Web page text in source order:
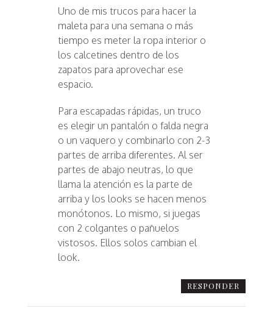
Uno de mis trucos para hacer la
maleta para una semana o más
tiempo es meter la ropa interior o
los calcetines dentro de los
zapatos para aprovechar ese
espacio.
Para escapadas rápidas, un truco
es elegir un pantalón o falda negra
o un vaquero y combinarlo con 2-3
partes de arriba diferentes. Al ser
partes de abajo neutras, lo que
llama la atención es la parte de
arriba y los looks se hacen menos
monótonos. Lo mismo, si juegas
con 2 colgantes o pañuelos
vistosos. Ellos solos cambian el
look.
RESPONDER